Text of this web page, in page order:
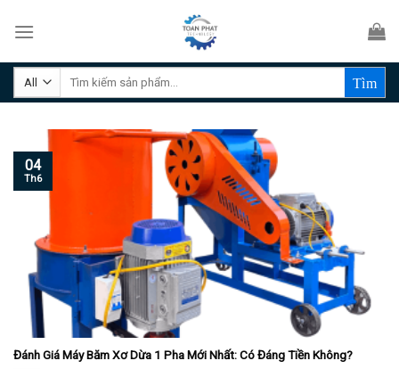
Tìm
Đánh Giá Máy Băm Xơ Dừa 1 Pha Mới Nhất: Có Đáng Tiền Không?
04
Th6